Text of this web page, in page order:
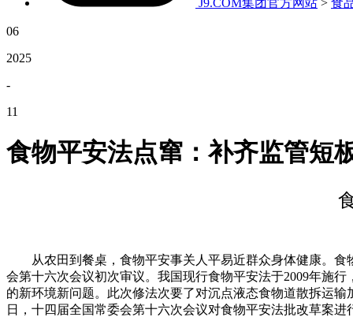
J9.COM集团官方网站 > 食
06
2025
-
11
食物平安法点窜：补齐监管短
从农田到餐桌，食物平安事关人平易近群众身体健康。食
会第十六次会议初次审议。我国现行食物平安法于2009年施
的新环境新问题。此次修法次要了对沉点液态食物道散拆运
日，十四届全国常委会第十六次会议对食物平安法批改草案